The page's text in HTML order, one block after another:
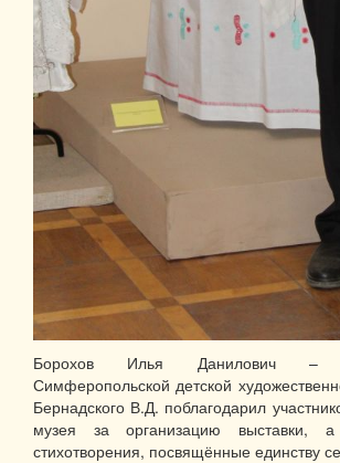
Борохов Илья Данилович –
Симферопольской детской
Бернадского В.Д. поблагодарил
музея за организацию выставки,
стихотворения, посвящённые единству